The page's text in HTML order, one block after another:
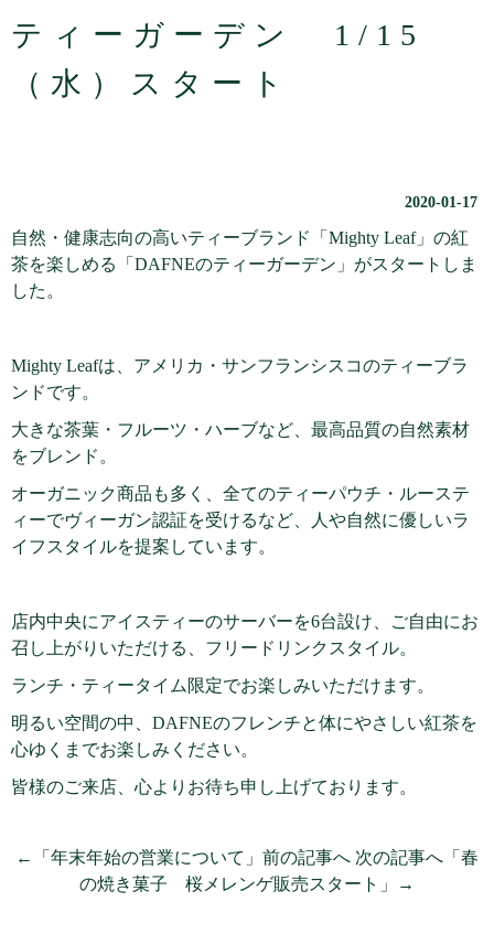
ティーガーデン 1/15
（水）スタート
2020-01-17
自然・健康志向の高いティーブランド「Mighty Leaf」の紅
茶を楽しめる「DAFNEのティーガーデン」がスタートしま
した。
Mighty Leafは、アメリカ・サンフランシスコのティーブラ
ンドです。
大きな茶葉・フルーツ・ハーブなど、最高品質の自然素材
をブレンド。
オーガニック商品も多く、全てのティーパウチ・ルーステ
ィーでヴィーガン認証を受けるなど、人や自然に優しいラ
イフスタイルを提案しています。
店内中央にアイスティーのサーバーを6台設け、ご自由にお
召し上がりいただける、フリードリンクスタイル。
ランチ・ティータイム限定でお楽しみいただけます。
明るい空間の中、DAFNEのフレンチと体にやさしい紅茶を
心ゆくまでお楽しみください。
皆様のご来店、心よりお待ち申し上げております。
←「年末年始の営業について」前の記事へ 次の記事へ「春
の焼き菓子 桜メレンゲ販売スタート」→